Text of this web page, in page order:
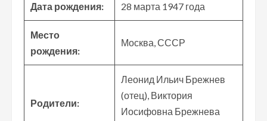
Дата рождения: 28 марта 1947 года
Место
рождения:
Москва, СССР
Родители:
Леонид Ильич Брежнев
(отец), Виктория
Иосифовна Брежнева